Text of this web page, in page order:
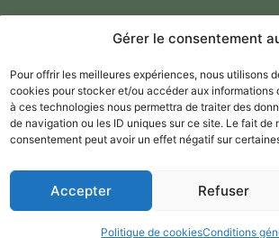
Gérer le consentement
Pour offrir les meilleures expériences, nous utilisons
cookies pour stocker et/ou accéder aux informations
à ces technologies nous permettra de traiter des
de navigation ou les ID uniques sur ce site. Le fait de
consentement peut avoir un effet négatif sur
Accepter Refuser
Politique de cookiesConditions